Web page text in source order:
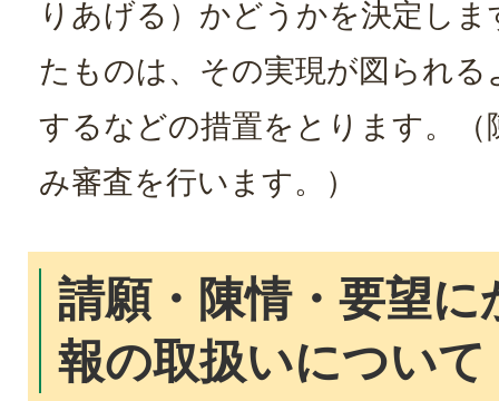
りあげる）かどうかを決定し
たものは、その実現が図られる
するなどの措置をとります。（
み審査を行います。）
請願・陳情・要望に
報の取扱いについて